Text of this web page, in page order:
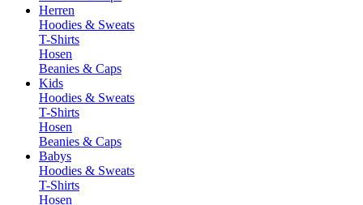
Herren
Hoodies & Sweats
T-Shirts
Hosen
Beanies & Caps
Kids
Hoodies & Sweats
T-Shirts
Hosen
Beanies & Caps
Babys
Hoodies & Sweats
T-Shirts
Hosen